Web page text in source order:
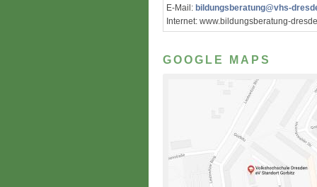
E-Mail: bildungsberatung@vhs-
Internet: www.bildungsberatung-
GOOGLE MAPS